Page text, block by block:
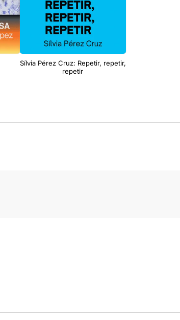
Sílvia Pérez Cruz: Repetir, repetir,
repetir